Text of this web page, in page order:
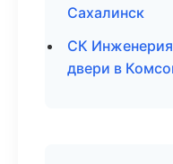
Сахалинск
СК
двери в